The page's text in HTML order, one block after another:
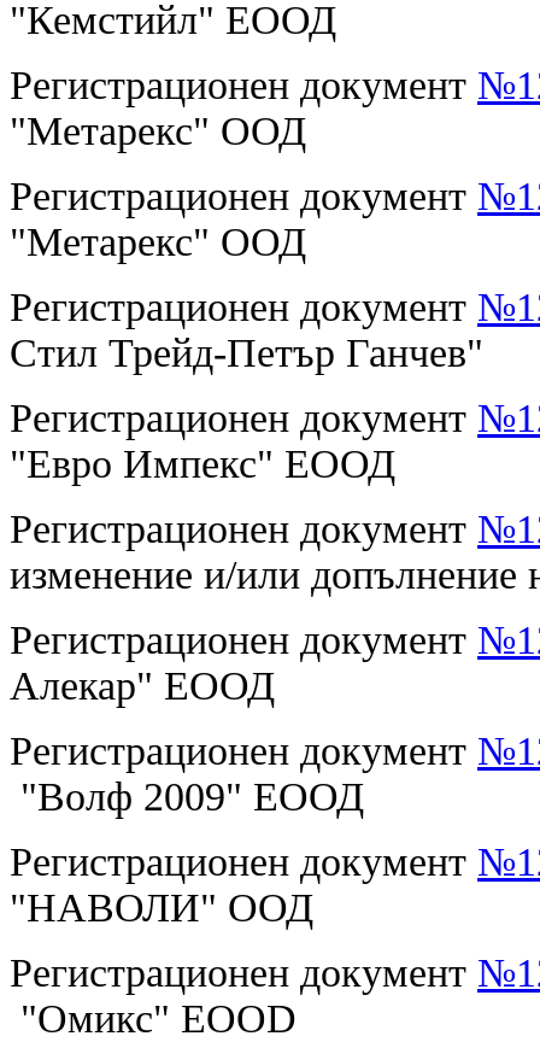
"Кемстийл" ЕООД
Регистрационен документ
"Метарекс" ООД
Регистрационен документ
"Метарекс" ООД
Регистрационен документ
Стил Трейд-Петър Ганчев"
Регистрационен документ
"Евро Импекс" ЕООД
Регистрационен документ
изменение и/или допълнение
Регистрационен документ
Алекар" ЕООД
Регистрационен документ
"Волф 2009" ЕООД
Регистрационен документ
"НАВОЛИ" ООД
Регистрационен документ
"Омикс" EOOD